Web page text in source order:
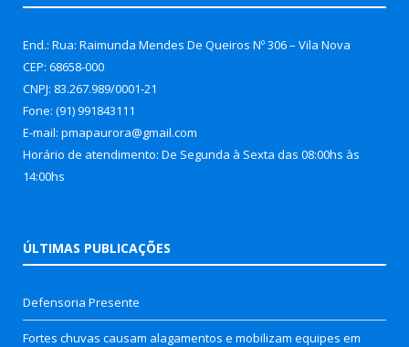
End.: Rua: Raimunda Mendes De Queiros Nº 306 – Vila Nova
CEP: 68658-000
CNPJ: 83.267.989/0001-21
Fone: (91) 991843111
E-mail: pmapaurora@gmail.com
Horário de atendimento: De Segunda à Sexta das 08:00hs às
14:00hs
ÚLTIMAS PUBLICAÇÕES
Defensoria Presente
Fortes chuvas causam alagamentos e mobilizam equipes em